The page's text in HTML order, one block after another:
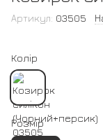
Артикул: 03505
Колір
Розмір